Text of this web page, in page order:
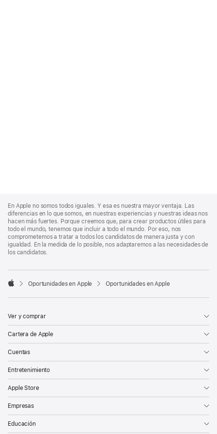
Footer
En Apple no somos todos iguales. Y esa es nuestra mayor ventaja. Las
diferencias en lo que somos, en nuestras experiencias y nuestras ideas nos
hacen más fuertes. Porque creemos que, para crear productos útiles para
todo el mundo, tenemos que incluir a todo el mundo. Por eso, nos
comprometemos a tratar a todos los candidatos de manera justa y con
igualdad. En la medida de lo posible, nos adaptaremos a las necesidades de
los candidatos.

Oportunidades en Apple Oportunidades en Apple
Ver y comprar
Cartera de Apple
Cuentas
Entretenimiento
Apple Store
Empresas
Educación